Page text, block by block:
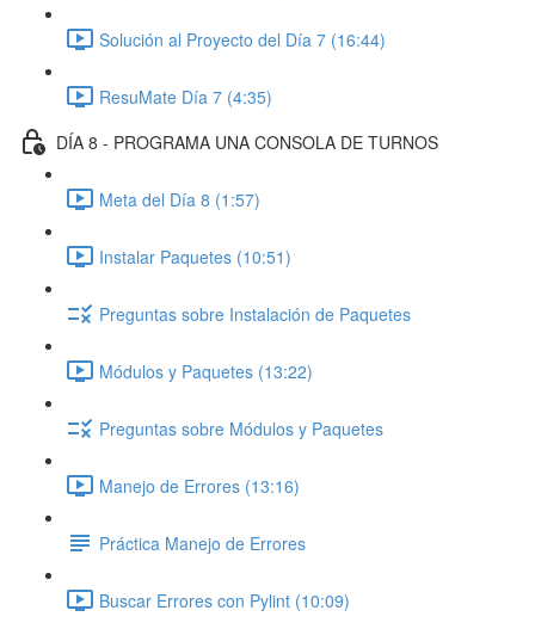
Solución al Proyecto del Día 7 (16:44)
ResuMate Día 7 (4:35)
DÍA 8 - PROGRAMA UNA CONSOLA DE TURNOS
Meta del Día 8 (1:57)
Instalar Paquetes (10:51)
Preguntas sobre Instalación de Paquetes
Módulos y Paquetes (13:22)
Preguntas sobre Módulos y Paquetes
Manejo de Errores (13:16)
Práctica Manejo de Errores
Buscar Errores con Pylint (10:09)